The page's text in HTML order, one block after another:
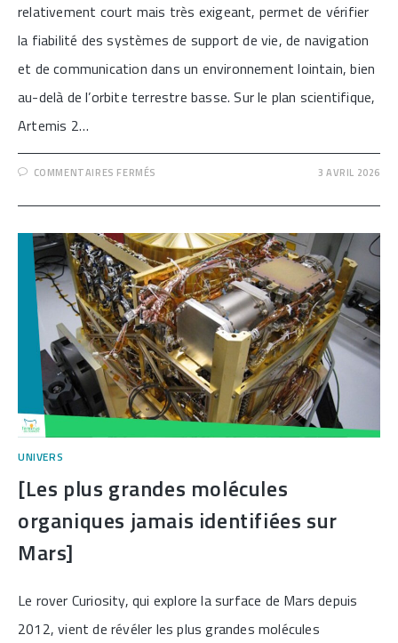
relativement court mais très exigeant, permet de vérifier
la fiabilité des systèmes de support de vie, de navigation
et de communication dans un environnement lointain, bien
au-delà de l’orbite terrestre basse. Sur le plan scientifique,
Artemis 2…
COMMENTAIRES FERMÉS
ARTEMIS
EN
ROUTE
VERS
LA
LUNE]
3 AVRIL 2026
UNIVERS
[Les plus grandes molécules
organiques jamais identifiées sur
Mars]
Le rover Curiosity, qui explore la surface de Mars depuis
2012, vient de révéler les plus grandes molécules